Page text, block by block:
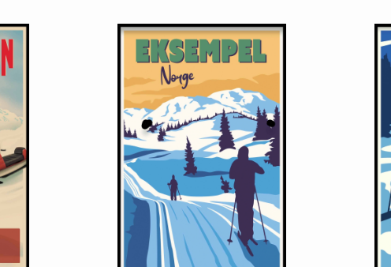
LES MER